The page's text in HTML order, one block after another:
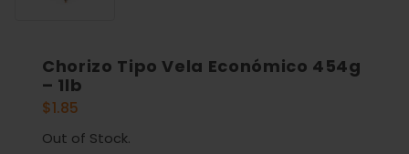
Chorizo Tipo Vela Económico 454g
– 1lb
$1.85
Out of Stock.